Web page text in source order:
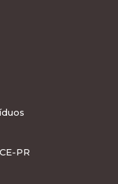
PR